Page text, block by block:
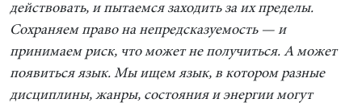
действовать, и пытаемся заходить за их пределы.
Сохраняем право на непредсказуемость — и
принимаем риск, что может не получиться. А может
появиться язык. Мы ищем язык, в котором разные
дисциплины, жанры, состояния и энергии могут